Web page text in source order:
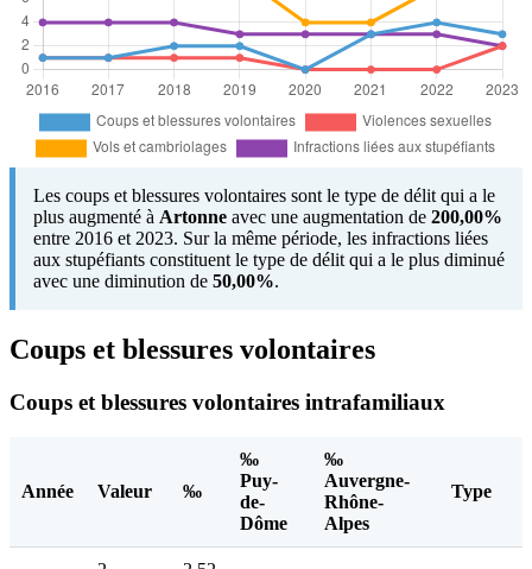
Les coups et blessures volontaires sont le type de délit qui a le
plus augmenté à Artonne avec une augmentation de 200,00%
entre 2016 et 2023. Sur la même période, les infractions liées
aux stupéfiants constituent le type de délit qui a le plus diminué
avec une diminution de 50,00%.
Coups et blessures volontaires
Coups et blessures volontaires intrafamiliaux
Année Valeur ‰
‰
Puy-
de-
Dôme
‰
Auvergne-
Rhône-
Alpes
Type